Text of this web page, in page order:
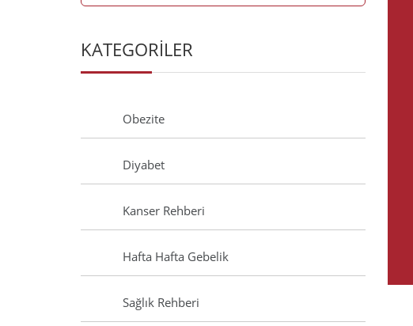
KATEGORİLER
Obezite
Diyabet
Kanser Rehberi
Hafta Hafta Gebelik
Sağlık Rehberi